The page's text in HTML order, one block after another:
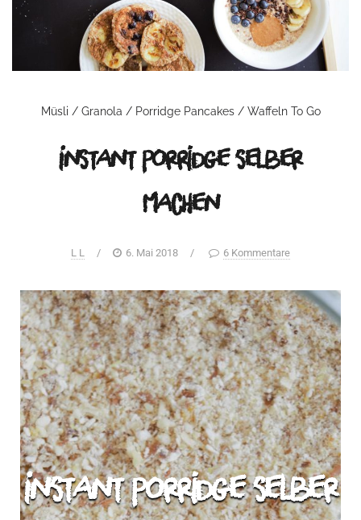
Müsli / Granola / Porridge Pancakes / Waffeln To Go
Instant Porridge selber
machen
L L / 6. Mai 2018 / 6 Kommentare
Instant Porridge selber